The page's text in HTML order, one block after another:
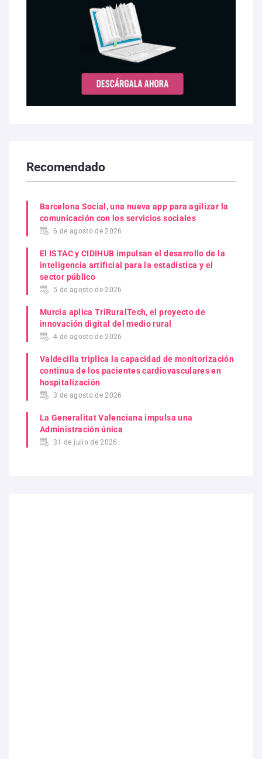
Recomendado
Barcelona Social, una nueva app para agilizar la
comunicación con los servicios sociales
6 de agosto de 2026
El ISTAC y CIDIHUB impulsan el desarrollo de la
inteligencia artificial para la estadística y el
sector público
5 de agosto de 2026
Murcia aplica TriRuralTech, el proyecto de
innovación digital del medio rural
4 de agosto de 2026
Valdecilla triplica la capacidad de monitorización
continua de los pacientes cardiovasculares en
hospitalización
3 de agosto de 2026
La Generalitat Valenciana impulsa una
Administración única
31 de julio de 2026